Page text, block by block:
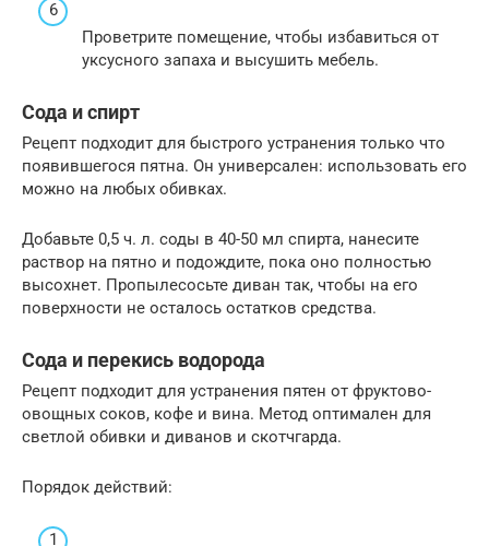
Проветрите помещение, чтобы избавиться от
уксусного запаха и высушить мебель.
Сода и спирт
Рецепт подходит для быстрого устранения только что
появившегося пятна. Он универсален: использовать его
можно на любых обивках.
Добавьте 0,5 ч. л. соды в 40-50 мл спирта, нанесите
раствор на пятно и подождите, пока оно полностью
высохнет. Пропылесосьте диван так, чтобы на его
поверхности не осталось остатков средства.
Сода и перекись водорода
Рецепт подходит для устранения пятен от фруктово-
овощных соков, кофе и вина. Метод оптимален для
светлой обивки и диванов и скотчгарда.
Порядок действий: